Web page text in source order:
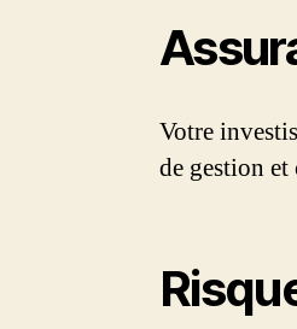
Votre
de gestion